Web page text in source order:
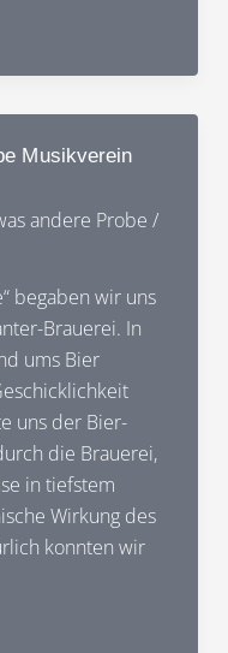
Musikverein
andere Probe /
begaben wir uns
Brauerei. In
ums Bier
uns der Bier-
die Brauerei,
in tiefstem
Wirkung des
konnten wir